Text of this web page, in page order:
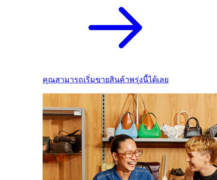
คุณสามารถเริ่มขายสินค้าพรุ่งนี้ได้เลย